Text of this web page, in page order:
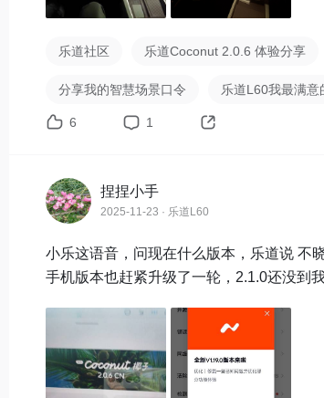
乐道社区 乐道Coconut 2.0.6 体验分享
分享我的智慧场景口令 乐道L60我最满意
6 1
捏捏小手
2025-11-23 · 乐道L60
小乐这语音，问现在什么版本，乐道说 不
手机版本也赶紧升级了一轮，2.1.0还没到